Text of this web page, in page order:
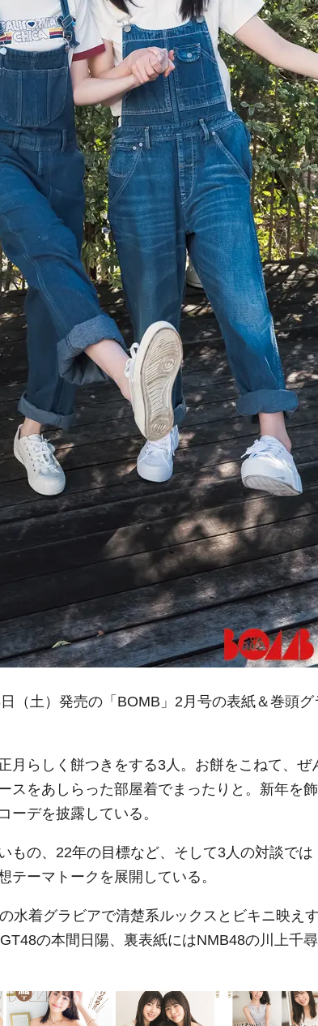
（土）発売の「BOMB」2月号の表紙＆巻頭グ
月らしく餅つきをする3人。お餅をこねて、ぜ
スをあしらった部屋着でまったりと。新年を
ーデを披露している。
もの、22年の目標など、そして3人の対談では
テーマトークを展開している。
水着グラビアで清楚系ルックスとビキニ映えす
の本間日陽、裏表紙にはNMB48の川上千